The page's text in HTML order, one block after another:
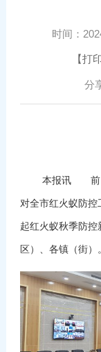
时间：
【打
分
本报讯 前日，
对全市红火蚁防
起红火蚁秋季防控
区）、各镇（街）